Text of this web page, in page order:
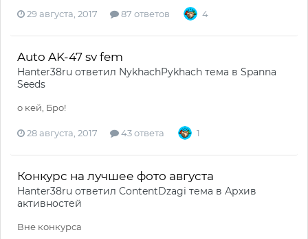
29 августа, 2017 87 ответов 4
Auto AK-47 sv fem
Hanter38ru ответил NykhachPykhach тема в Spanna
Seeds
о кей, Бро!
28 августа, 2017 43 ответа 1
Конкурс на лучшее фото августа
Hanter38ru ответил ContentDzagi тема в Архив
активностей
Вне конкурса